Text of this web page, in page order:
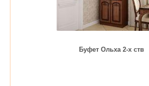
Буфет Ольха 2-х ств